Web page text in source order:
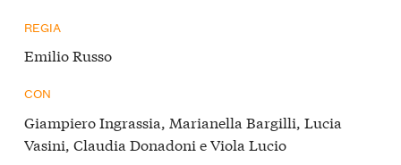
REGIA
Emilio Russo
CON
Giampiero Ingrassia, Marianella Bargilli, Lucia
Vasini, Claudia Donadoni e Viola Lucio